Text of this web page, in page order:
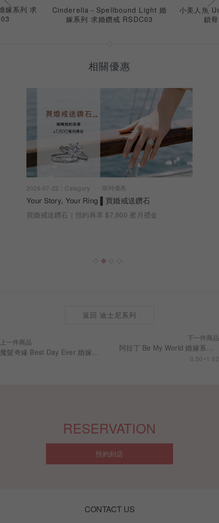
嫁系列 求
Cinderella－Spellbound Light 婚
嫁系列 求婚鑽戒 RSDC03
小美人魚
鎖
相關優惠
2026-07-22 Category 限時優惠
Your Story, Your Ring ▌買婚戒送鑽石
買婚戒送鑽石｜預約再享 $7,800 蜜月禮金
上一件商品 下一件商品
阿拉丁 Be My World 婚嫁系列 求婚鑽戒 RSDA01
0.50~1.02
返回 迪士尼系列
RESERVATION
預約到店
CONTACT US